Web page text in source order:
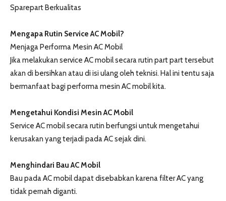
Sparepart Berkualitas
Mengapa Rutin Service AC Mobil?
Menjaga Performa Mesin AC Mobil
Jika melakukan service AC mobil secara rutin part part tersebut
akan di bersihkan atau di isi ulang oleh teknisi. Hal ini tentu saja
bermanfaat bagi performa mesin AC mobil kita.
Mengetahui Kondisi Mesin AC Mobil
Service AC mobil secara rutin berfungsi untuk mengetahui
kerusakan yang terjadi pada AC sejak dini.
Menghindari Bau AC Mobil
Bau pada AC mobil dapat disebabkan karena filter AC yang
tidak pernah diganti.